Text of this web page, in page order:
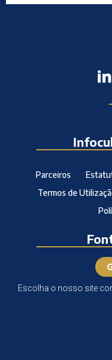
Parceiros
Termos de
Escolha o nosso site